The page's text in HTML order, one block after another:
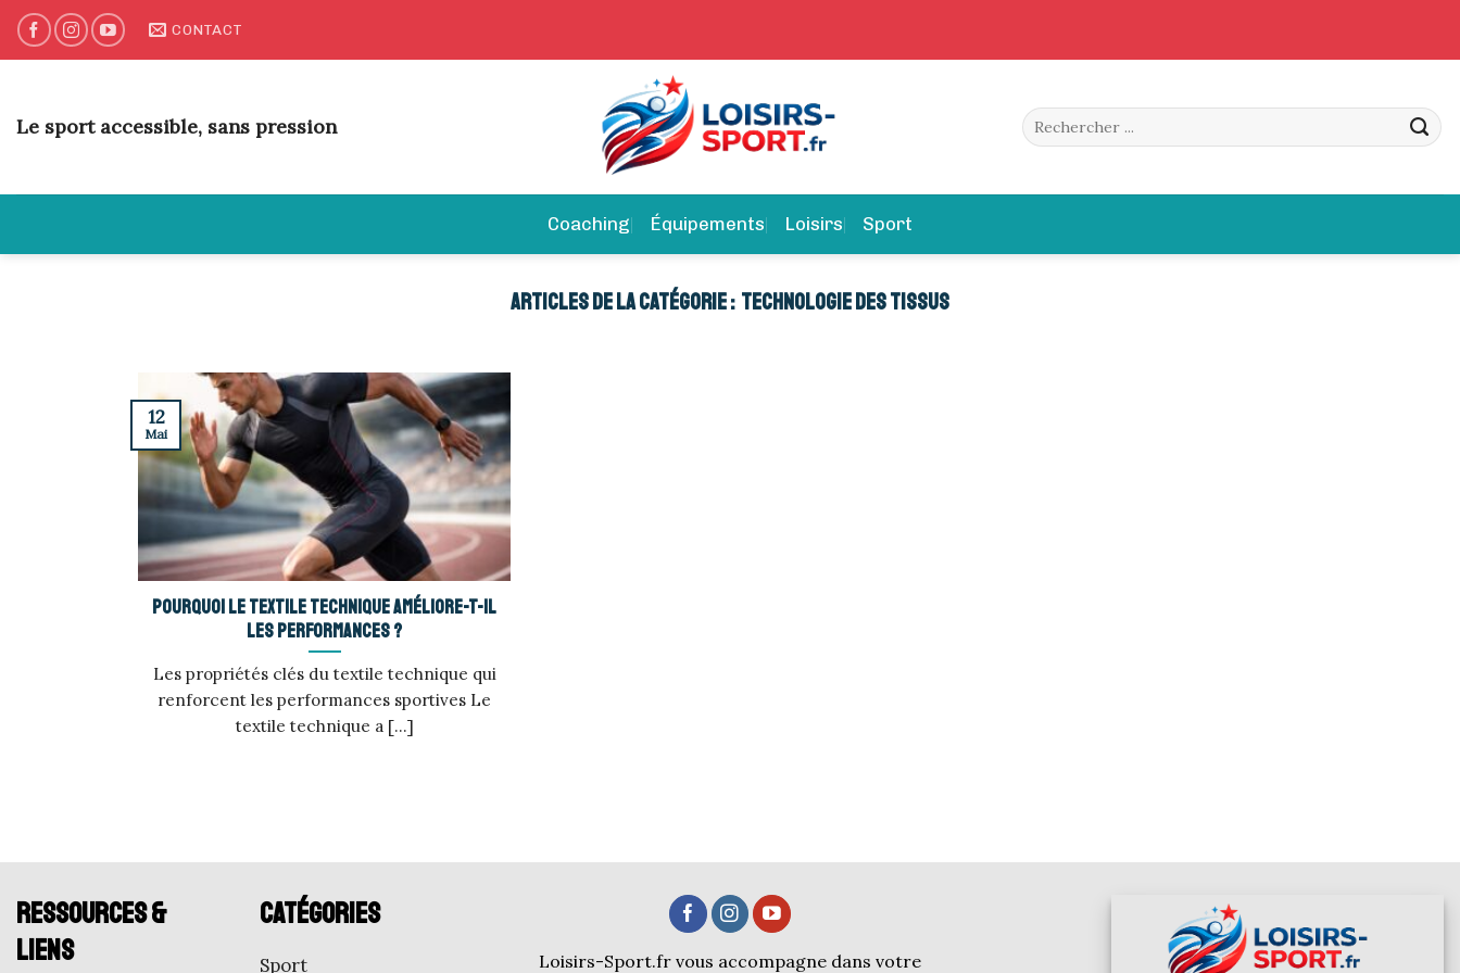
Skip
CONTACT
Le sport accessible, sans pression
Coaching Équipements Loisirs Sport
TECHNOLOGIE DES TISSUS
Pourquoi le textile technique améliore-t-il
les performances ?
Les propriétés clés du textile technique qui
renforcent les performances sportives Le
textile technique a [...]
12
Mai
Ressources &
liens
Catégories
Sport Loisirs-Sport.fr vous accompagne dans votre